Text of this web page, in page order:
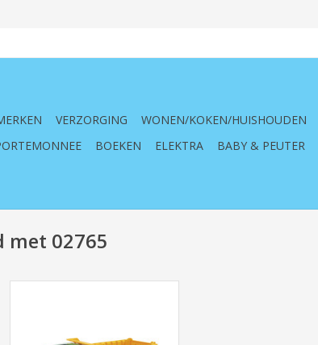
VERZORGING WONEN/KOKEN/HUISHOUDEN
BOEKEN ELEKTRA BABY & PEUTER
met 02765
groen, geel, speelgoed, spelen,